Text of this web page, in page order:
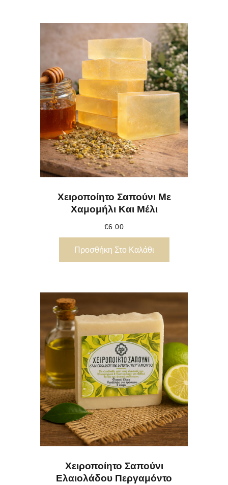
Χειροποίητο Σαπούνι Με
Χαμομήλι Και Μέλι
€6.00
Προσθήκη Στο Καλάθι
Χειροποίητο Σαπούνι
Ελαιολάδου Περγαμόντο